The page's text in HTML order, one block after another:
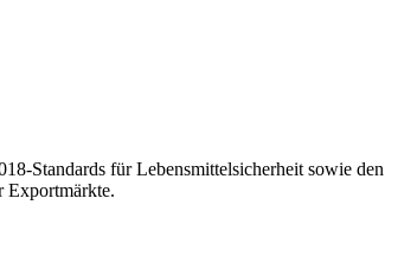
Standards für Lebensmittelsicherheit sowie den
Exportmärkte.